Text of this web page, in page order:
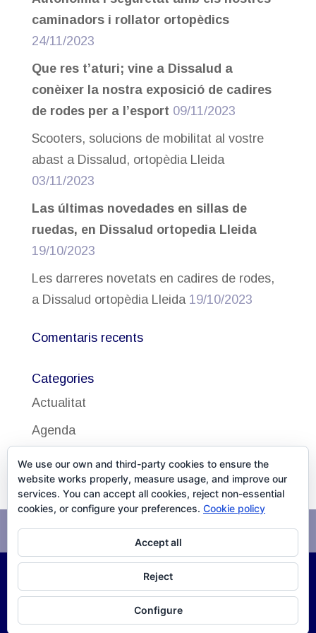
caminadors i rollator ortopèdics
24/11/2023
Que res t’aturi; vine a Dissalud a
conèixer la nostra exposició de cadires
de rodes per a l’esport 09/11/2023
Scooters, solucions de mobilitat al vostre
abast a Dissalud, ortopèdia Lleida
03/11/2023
Las últimas novedades en sillas de
ruedas, en Dissalud ortopedia Lleida
19/10/2023
Les darreres novetats en cadires de rodes,
a Dissalud ortopèdia Lleida 19/10/2023
Comentaris recents
Categories
Actualitat
Agenda
Uncategorized
Avís legal Política de cookies
©2026DISSALUD, SLU DesarrolloXPG Servicios
We use our own and third-party cookies to ensure the
website works properly, measure usage, and improve our
services. You can accept all cookies, reject non-essential
cookies, or configure your preferences. Cookie policy
Accept all
Reject
Configure